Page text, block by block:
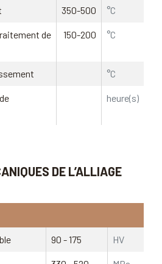
350-500 °C
de
150-200 °C
°C
heure(s)
DE L’ALLIAGE
90 - 175 HV